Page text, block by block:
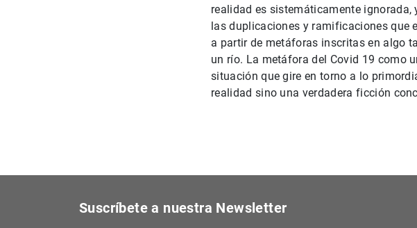
realidad es sistemáticamente
las duplicaciones y ramificaciones que
a partir de metáforas inscritas en algo
un río. La metáfora del Covid 19 como
situación que gire en torno a lo
realidad sino una verdadera ficción
Suscríbete a nuestra Newsletter